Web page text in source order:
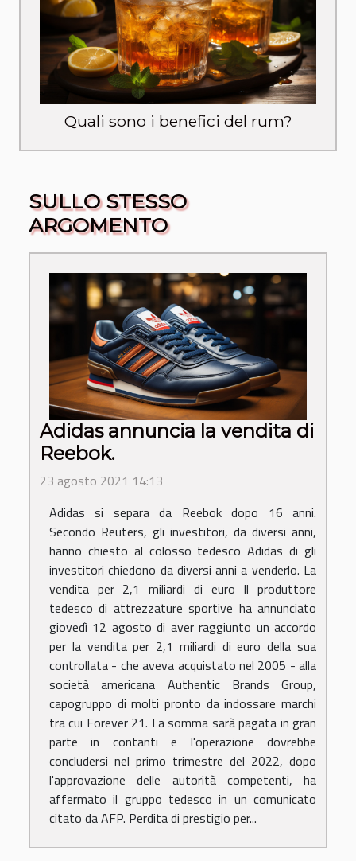
Quali sono i benefici del rum?
SULLO STESSO
ARGOMENTO
Adidas annuncia la vendita di
Reebok.
23 agosto 2021 14:13
Adidas si separa da Reebok dopo 16 anni.
Secondo Reuters, gli investitori, da diversi anni,
hanno chiesto al colosso tedesco Adidas di gli
investitori chiedono da diversi anni a venderlo. La
vendita per 2,1 miliardi di euro Il produttore
tedesco di attrezzature sportive ha annunciato
giovedì 12 agosto di aver raggiunto un accordo
per la vendita per 2,1 miliardi di euro della sua
controllata - che aveva acquistato nel 2005 - alla
società americana Authentic Brands Group,
capogruppo di molti pronto da indossare marchi
tra cui Forever 21. La somma sarà pagata in gran
parte in contanti e l'operazione dovrebbe
concludersi nel primo trimestre del 2022, dopo
l'approvazione delle autorità competenti, ha
affermato il gruppo tedesco in un comunicato
citato da AFP. Perdita di prestigio per...